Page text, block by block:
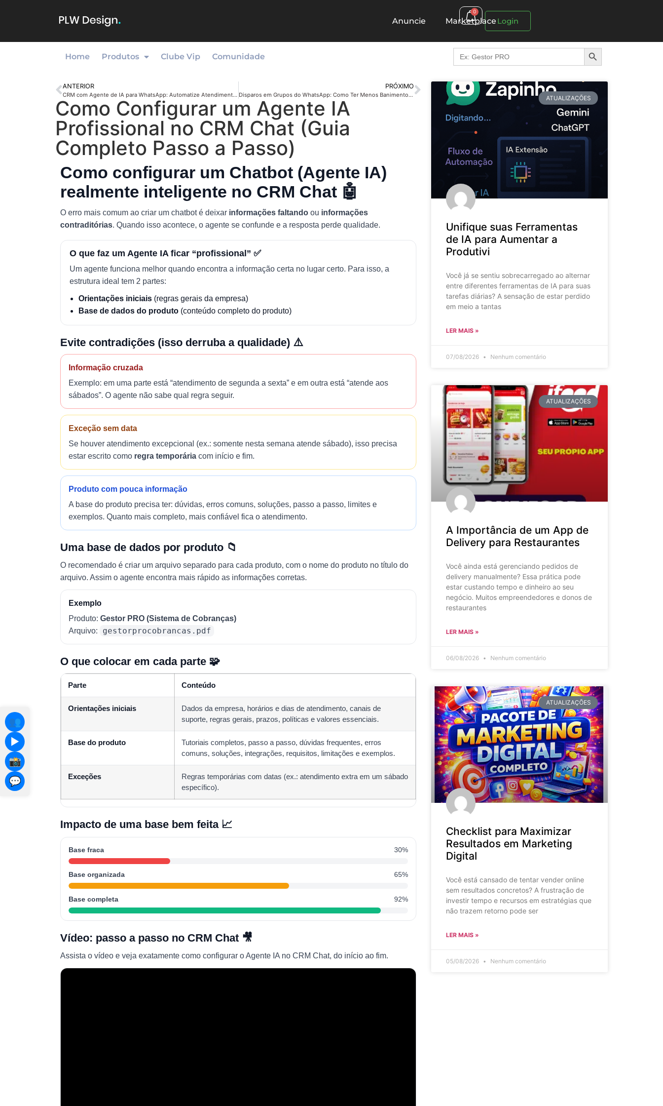
Anuncie Marketplace
0
Login
Home Produtos Clube Vip Comunidade
Search
for:
Search Button
ANTERIOR
CRM com Agente de IA para WhatsApp: Automatize Atendimento, Respostas e Funil de Vendas
PRÓXIMO
Disparos em Grupos do WhatsApp: Como Ter Menos Banimento e Muito Mais Alcance em 2026
Como Configurar um Agente IA
Profissional no CRM Chat (Guia
Completo Passo a Passo)
Como configurar um Chatbot (Agente IA)
realmente inteligente no CRM Chat 🤖
O erro mais comum ao criar um chatbot é deixar informações faltando ou informações
contraditórias. Quando isso acontece, o agente se confunde e a resposta perde qualidade.
O que faz um Agente IA ficar “profissional” ✅
Um agente funciona melhor quando encontra a informação certa no lugar certo. Para isso, a
estrutura ideal tem 2 partes:
Orientações iniciais (regras gerais da empresa)
Base de dados do produto (conteúdo completo do produto)
Evite contradições (isso derruba a qualidade) ⚠️
Informação cruzada
Exemplo: em uma parte está “atendimento de segunda a sexta” e em outra está “atende aos
sábados”. O agente não sabe qual regra seguir.
Exceção sem data
Se houver atendimento excepcional (ex.: somente nesta semana atende sábado), isso precisa
estar escrito como regra temporária com início e fim.
Produto com pouca informação
A base do produto precisa ter: dúvidas, erros comuns, soluções, passo a passo, limites e
exemplos. Quanto mais completo, mais confiável fica o atendimento.
Uma base de dados por produto 📁
O recomendado é criar um arquivo separado para cada produto, com o nome do produto no título do
arquivo. Assim o agente encontra mais rápido as informações corretas.
Exemplo
Produto: Gestor PRO (Sistema de Cobranças)
Arquivo:
gestorprocobrancas.pdf
O que colocar em cada parte 🧩
Parte Conteúdo
Orientações iniciais
Dados da empresa, horários e dias de atendimento, canais de
suporte, regras gerais, prazos, políticas e valores essenciais.
Base do produto
Tutoriais completos, passo a passo, dúvidas frequentes, erros
comuns, soluções, integrações, requisitos, limitações e exemplos.
Exceções
Regras temporárias com datas (ex.: atendimento extra em um sábado
específico).
Impacto de uma base bem feita 📈
Base fraca 30%
Base organizada 65%
Base completa 92%
Vídeo: passo a passo no CRM Chat 🎥
Assista o vídeo e veja exatamente como configurar o Agente IA no CRM Chat, do início ao fim.
ATUALIZAÇÕES
Unifique suas Ferramentas
de IA para Aumentar a
Produtivi
Você já se sentiu sobrecarregado ao alternar
entre diferentes ferramentas de IA para suas
tarefas diárias? A sensação de estar perdido
em meio a tantas
LER MAIS »
07/08/2026 Nenhum comentário
ATUALIZAÇÕES
A Importância de um App de
Delivery para Restaurantes
Você ainda está gerenciando pedidos de
delivery manualmente? Essa prática pode
estar custando tempo e dinheiro ao seu
negócio. Muitos empreendedores e donos de
restaurantes
LER MAIS »
06/08/2026 Nenhum comentário
ATUALIZAÇÕES
Checklist para Maximizar
Resultados em Marketing
Digital
Você está cansado de tentar vender online
sem resultados concretos? A frustração de
investir tempo e recursos em estratégias que
não trazem retorno pode ser
LER MAIS »
05/08/2026 Nenhum comentário
👥
▶️
📸
💬